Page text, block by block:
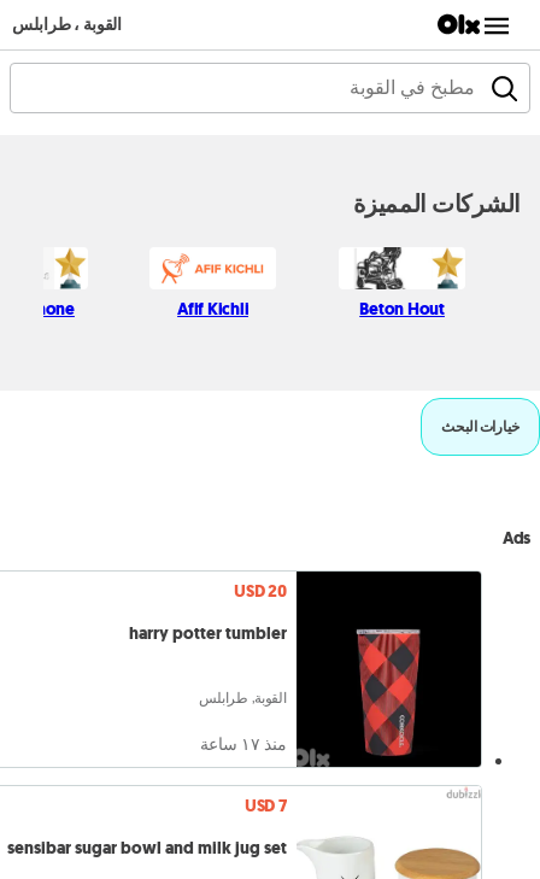
القوبة ، طرابلس
الشركات المميزة
Beton Hout
Afif Kichli
Phone
خيارات البحث
Ads
USD 20
harry potter tumbler
القوبة, طرابلس
منذ ١٧ ساعة
USD 7
sensibar sugar bowl and milk jug set